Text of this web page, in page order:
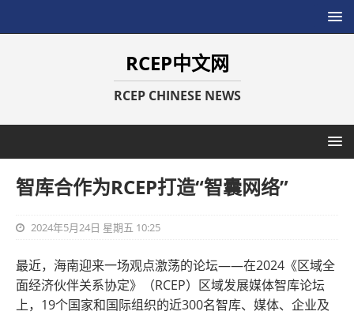
RCEP中文网
RCEP CHINESE NEWS
智库合作为RCEP打造“智囊网络”
2024年5月24日 星期五 10:25
最近，海南迎来一场观点激荡的论坛——在2024《区域全
面经济伙伴关系协定》（RCEP）区域发展媒体智库论坛
上，19个国家和国际组织的近300名智库、媒体、企业及